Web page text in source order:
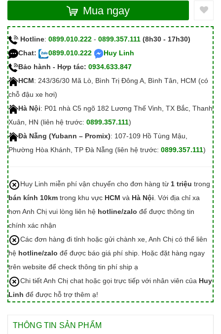
Mua ngay
Hotline: 0899.010.222 - 0899.357.111 (8h30 - 17h30)
Chat:
0899.010.222
Huy Linh
Bảo hành - Hợp tác: 0934.633.847
HCM: 243/36/30 Mã Lò, Bình Trị Đông A, Bình Tân, HCM (có
chỗ đậu xe hơi)
Hà Nội: P01 nhà C5 ngõ 182 Lương Thế Vinh, TX Bắc, Thanh
Xuân, HN (liên hệ trước: 0899.357.111)
Đà Nẵng (Yubann – Promix): 107-109 Hồ Tùng Mậu,
Phường Hòa Khánh, TP Đà Nẵng (liên hệ trước: 0899.357.111)
Huy Linh miễn phí vận chuyển cho đơn hàng từ 1 triệu trong
bán kính 10km trong khu vực HCM và Hà Nội. Với địa chỉ xa
hơn Anh Chị vui lòng liên hệ hotline/zalo để được thông tin
chính xác nhận
Các đơn hàng đi tỉnh hoặc gửi chành xe, Anh Chị có thể liên
hệ hotline/zalo để được báo giá phí ship. Hoặc đặt hàng ngay
trên website để check thông tin phí ship ạ
Chi tiết Anh Chị chat hoặc gọi trực tiếp với nhân viên của Huy
Linh để được hỗ trợ thêm ạ!
THÔNG TIN SẢN PHẨM